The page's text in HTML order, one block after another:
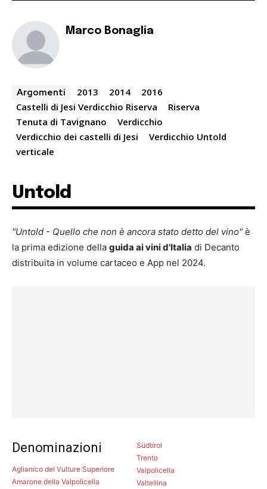
Marco Bonaglia
Argomenti 2013 2014
2016
Castelli di Jesi Verdicchio Riserva
Riserva
Tenuta di Tavignano
Verdicchio
Verdicchio dei castelli di Jesi
Verdicchio Untold
verticale
Untold
"Untold - Quello che non è ancora stato detto del vino" è
la prima edizione della guida ai vini d'Italia di Decanto
distribuita in volume cartaceo e App nel 2024.
Denominazioni
Aglianico del Vulture Superiore
Amarone della Valpolicella
Südtirol
Trento
Valpolicella
Valtellina